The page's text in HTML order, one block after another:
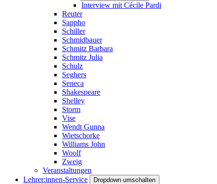
Interview mit Cécile Pardi
Reuter
Sappho
Schiller
Schmidbauer
Schmitz Barbara
Schmitz Julia
Schulz
Seghers
Seneca
Shakespeare
Shelley
Storm
Vise
Wendt Gunna
Wietschorke
Williams John
Woolf
Zweig
Veranstaltungen
Lehrer:innen-Service
Dropdown umschalten